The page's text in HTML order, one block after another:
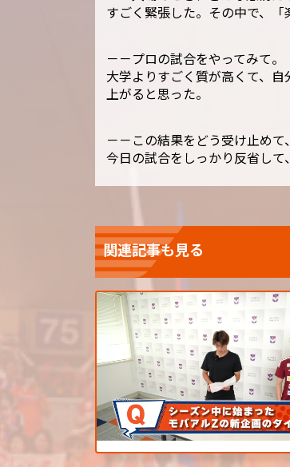
すごく緊張した。その中で、「
－－プロの試合をやってみて。
大学よりすごく質が高くて、
上がると思った。
－－この結果をどう受け止めて
今日の試合をしっかり反省して
関連記事も見る